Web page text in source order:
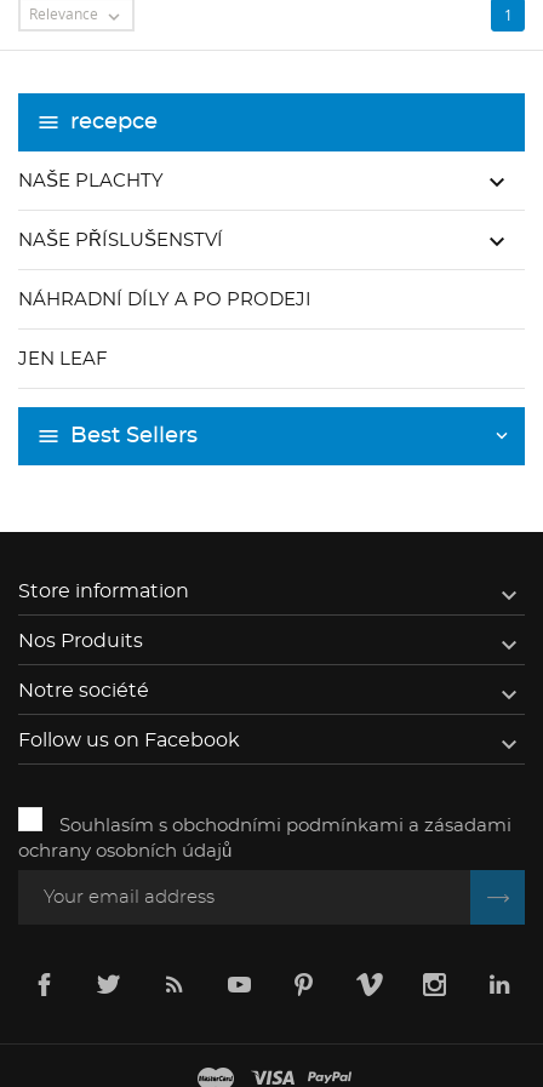
recepce
NAŠE PLACHTY keyboard_arrow_down
NAŠE PŘÍSLUŠENSTVÍ keyboard_arrow_down
NÁHRADNÍ DÍLY A PO PRODEJI
JEN LEAF
Best Sellers
Relevance  1
Store information 
Nos Produits 
Notre société 
Follow us on Facebook 
Souhlasím s obchodními podmínkami a zásadami
ochrany osobních údajů